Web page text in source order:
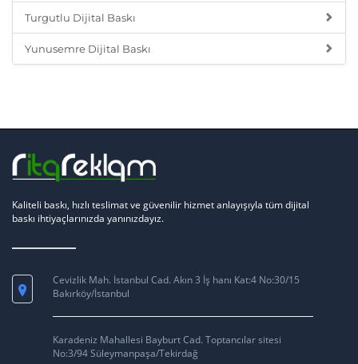
Turgutlu Dijital Baskı
Yunusemre Dijital Baskı
Kaliteli baskı, hızlı teslimat ve güvenilir hizmet anlayışıyla tüm dijital
baskı ihtiyaçlarınızda yanınızdayız.
Cevizlik Mah. İstanbul Cad. Akın 3 İş hanı Kat:4 No:30/15
Bakırköy/İstanbul
Karadeniz Mahallesi Bayburt Cad. Toptancılar sitesi
No:3/94 Süleymanpaşa/Tekirdağ